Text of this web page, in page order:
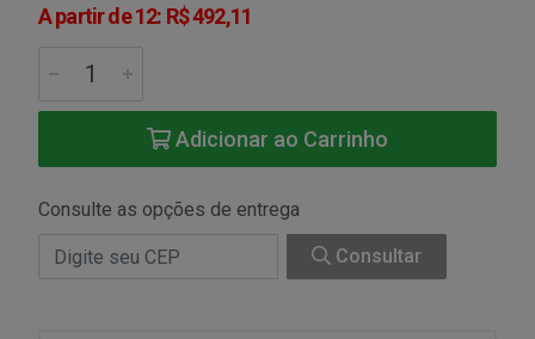
A partir de 12: R$ 492,11
Adicionar ao Carrinho
Consulte as opções de entrega
Consultar